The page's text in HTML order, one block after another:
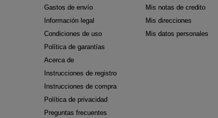
Gastos de envío
Información legal
Condiciones de uso
Política de garantías
Acerca de
Instrucciones de registro
Instrucciones de compra
Política de privacidad
Preguntas frecuentes
Mis notas de credito
Mis direcciones
Mis datos personales